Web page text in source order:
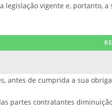
legislação vigente e,
antes de cumprida a sua
partes contratantes